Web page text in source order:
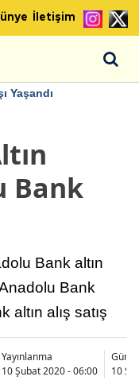
İletişim
Yaşandı
Bank
Bank altın
Bank
altın alış satış
Yayınlanma
10 Şubat 2020 - 06:00
10